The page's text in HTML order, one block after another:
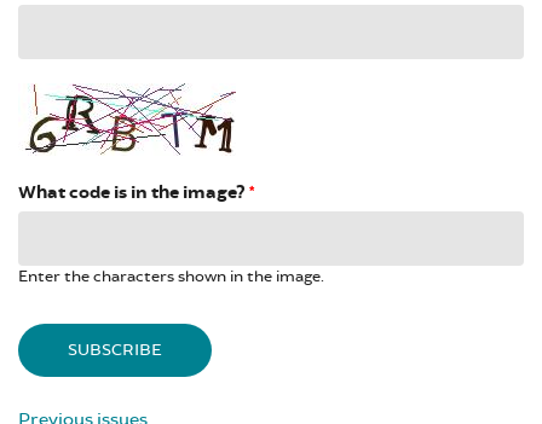
What code is in the image? *
Enter the characters shown in the image.